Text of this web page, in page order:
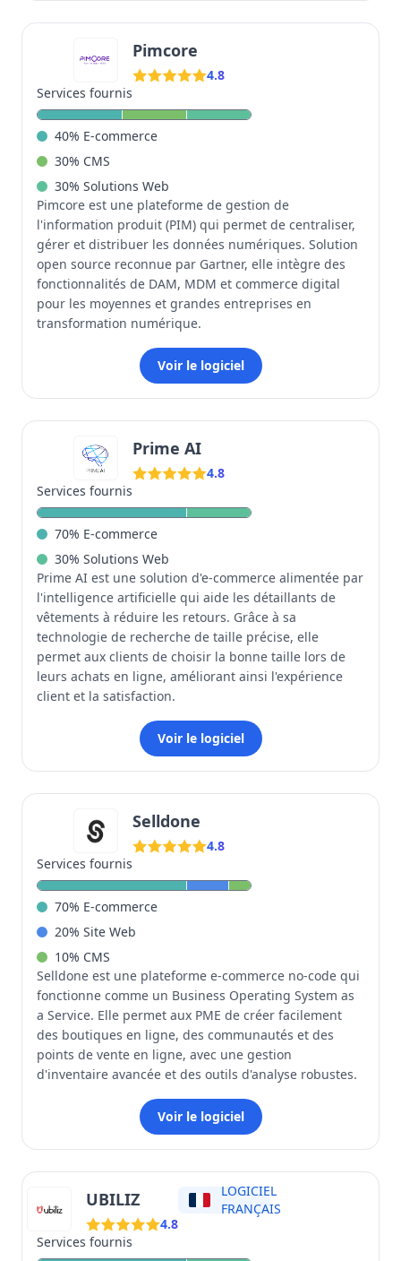
Pimcore
4.8
Services fournis
40% E-commerce
30% CMS
30% Solutions Web
Pimcore est une plateforme de gestion de
l'information produit (PIM) qui permet de centraliser,
gérer et distribuer les données numériques. Solution
open source reconnue par Gartner, elle intègre des
fonctionnalités de DAM, MDM et commerce digital
pour les moyennes et grandes entreprises en
transformation numérique.
Voir le logiciel
Prime AI
4.8
Services fournis
70% E-commerce
30% Solutions Web
Prime AI est une solution d'e-commerce alimentée par
l'intelligence artificielle qui aide les détaillants de
vêtements à réduire les retours. Grâce à sa
technologie de recherche de taille précise, elle
permet aux clients de choisir la bonne taille lors de
leurs achats en ligne, améliorant ainsi l'expérience
client et la satisfaction.
Voir le logiciel
Selldone
4.8
Services fournis
70% E-commerce
20% Site Web
10% CMS
Selldone est une plateforme e-commerce no-code qui
fonctionne comme un Business Operating System as
a Service. Elle permet aux PME de créer facilement
des boutiques en ligne, des communautés et des
points de vente en ligne, avec une gestion
d'inventaire avancée et des outils d'analyse robustes.
Voir le logiciel
UBILIZ
4.8
LOGICIEL
FRANÇAIS
Services fournis